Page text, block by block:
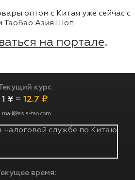
оптом с Китая уже сейчас с
ТаоБао Азия Шоп
на портале.
курс
1 ¥ = 12.7 ₽
mail@asia-tao.com
время: